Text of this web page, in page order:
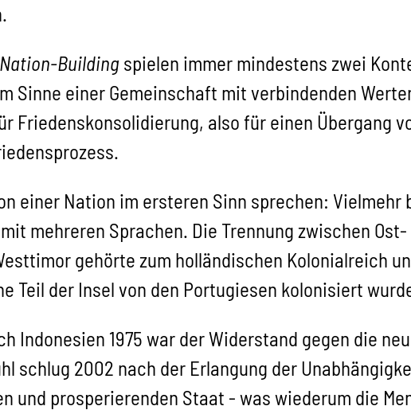
Nation-Building spielen immer mindestens zwei
Sinne einer Gemeinschaft mit verbindenden
Friedenskonsolidierung, also für einen Übergang
einer Nation im ersteren Sinn sprechen:
mehreren Sprachen. Die Trennung zwischen
gehörte zum holländischen Kolonialreich
Teil der Insel von den Portugiesen kolonisiert
Indonesien 1975 war der Widerstand gegen die
2002 nach der Erlangung der
und prosperierenden Staat - was wiederum die